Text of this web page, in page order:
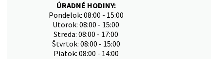
ÚRADNÉ HODINY:
Pondelok: 08:00 - 15:00
Utorok: 08:00 - 15:00
Streda: 08:00 - 17:00
Štvrtok: 08:00 - 15:00
Piatok: 08:00 - 14:00